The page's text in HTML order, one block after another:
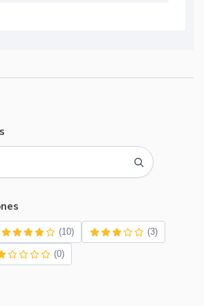
(10) (3)
(0)